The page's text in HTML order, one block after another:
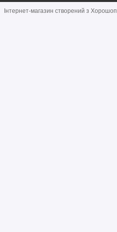
Інтернет-магазин створений з Хорошоп